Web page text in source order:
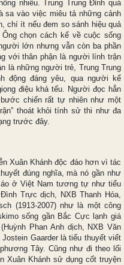
nhiều. Trung Trung Đỉnh quá
sa vào việc miêu tả những cảnh
chí ít nếu đem so sánh hiệu quả
chọn cách kể về cuộc sống
lớn nhưng vẫn còn ba phần
với thân phận là người lính trận
là những người trẻ, Trung Trung
động đáng yêu, qua người kể
điệu khá tếu. Người đọc hẳn
chiến rất tự nhiên như một
thoát khỏi tính sử thi như đa
trước đây.
Xuân Khánh độc đáo hơn vì tác
đúng nghĩa, mà nó gần như
ở Việt Nam tương tự như tiểu
Trực dịch, NXB Thanh Hóa,
(1913-2007) như là một công
sống gần Bắc Cực lạnh giá
Phan Anh dịch, NXB Văn
Gaarder là tiểu thuyết viết
Tây. Cũng như đi theo lối
Xuân Khánh sử dụng cốt truyện